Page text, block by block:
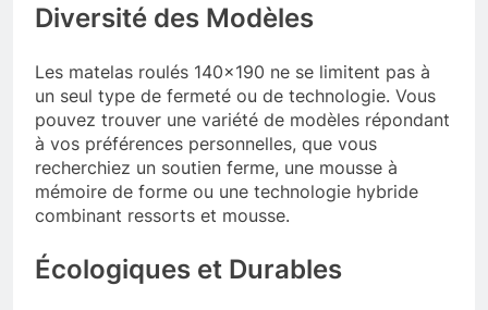
Diversité des Modèles
Les matelas roulés 140×190 ne se limitent pas à
un seul type de fermeté ou de technologie. Vous
pouvez trouver une variété de modèles répondant
à vos préférences personnelles, que vous
recherchiez un soutien ferme, une mousse à
mémoire de forme ou une technologie hybride
combinant ressorts et mousse.
Écologiques et Durables